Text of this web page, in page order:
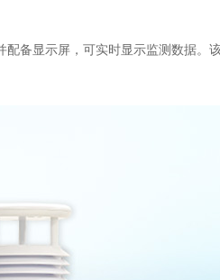
备显示屏，可实时显示监测数据。